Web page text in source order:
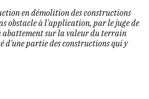
en démolition des constructions
obstacle à l'application, par le juge de
sur la valeur du terrain
d'une partie des constructions qui y